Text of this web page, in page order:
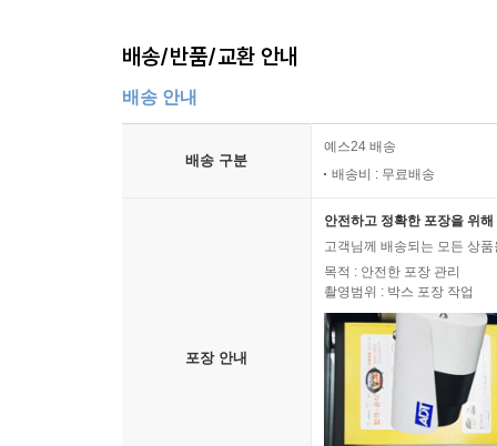
배송/반품/교환 안내
배송 안내
배송 구분
예스24 배송
배송비 : 무료배송
포장 안내
안전하고 정확한 포장을 위
고객님께 배송되는 모든 상
목적 : 안전한 포장 관리
촬영범위 : 박스 포장 작업